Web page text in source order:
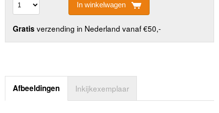
In winkelwagen
Gratis verzending in Nederland vanaf €50,-
Afbeeldingen Inkijkexemplaar